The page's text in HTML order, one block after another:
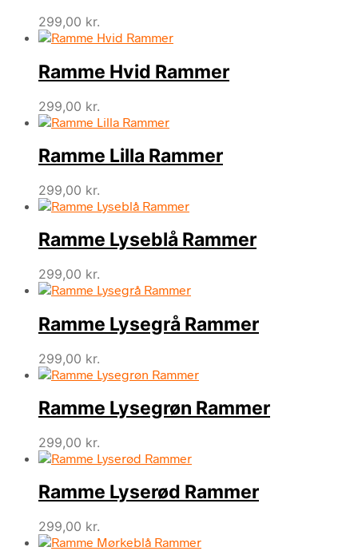
299,00 kr.
Ramme Hvid Rammer
299,00 kr.
Ramme Lilla Rammer
299,00 kr.
Ramme Lyseblå Rammer
299,00 kr.
Ramme Lysegrå Rammer
299,00 kr.
Ramme Lysegrøn Rammer
299,00 kr.
Ramme Lyserød Rammer
299,00 kr.